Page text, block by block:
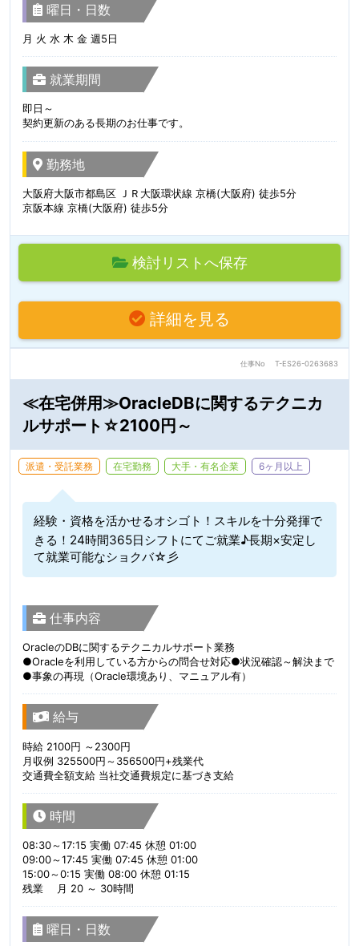
曜日・日数
月 火 水 木 金 週5日
就業期間
即日～
契約更新のある長期のお仕事です。
勤務地
大阪府大阪市都島区 ＪＲ大阪環状線 京橋(大阪府) 徒歩5分
京阪本線 京橋(大阪府) 徒歩5分
検討リストへ保存
詳細を見る
仕事No T-ES26-0263683
≪在宅併用≫OracleDBに関するテクニカ
ルサポート☆2100円～
派遣・受託業務 在宅勤務 大手・有名企業 6ヶ月以上
経験・資格を活かせるオシゴト！スキルを十分発揮で
きる！24時間365日シフトにてご就業♪長期×安定し
て就業可能なショクバ☆彡
仕事内容
OracleのDBに関するテクニカルサポート業務
●Oracleを利用している方からの問合せ対応●状況確認～解決まで
●事象の再現（Oracle環境あり、マニュアル有）
給与
時給 2100円 ～2300円
月収例 325500円～356500円+残業代
交通費全額支給 当社交通費規定に基づき支給
時間
08:30～17:15 実働 07:45 休憩 01:00
09:00～17:45 実働 07:45 休憩 01:00
15:00～0:15 実働 08:00 休憩 01:15
残業 月 20 ～ 30時間
曜日・日数